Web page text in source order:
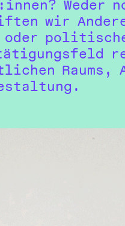
Weder
wir